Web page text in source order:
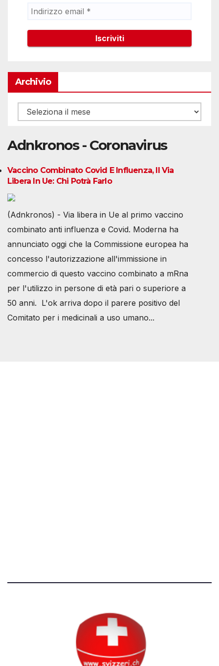
Archivio
Archivio
Adnkronos - Coronavirus
Vaccino Combinato Covid E Influenza, Il Via
Libera In Ue: Chi Potrà Farlo
(Adnkronos) - Via libera in Ue al primo vaccino
combinato anti influenza e Covid. Moderna ha
annunciato oggi che la Commissione europea ha
concesso l'autorizzazione all'immissione in
commercio di questo vaccino combinato a mRna
per l'utilizzo in persone di età pari o superiore a
50 anni. L'ok arriva dopo il parere positivo del
Comitato per i medicinali a uso umano...